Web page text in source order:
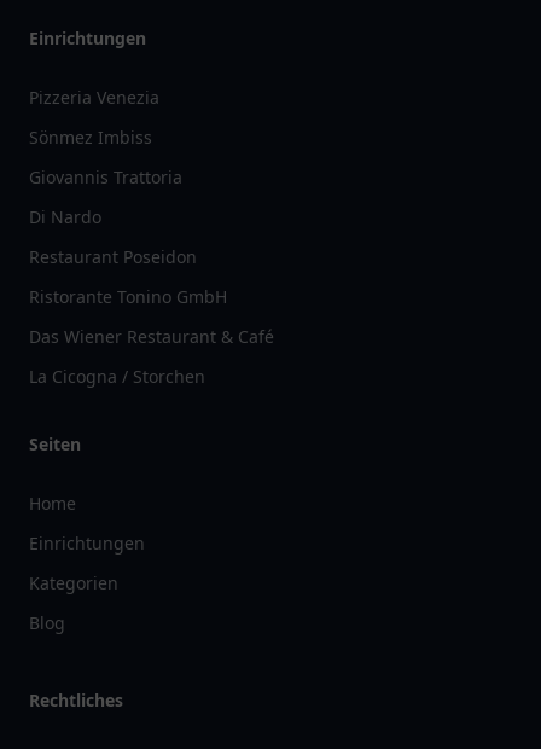
Einrichtungen
Pizzeria Venezia
Sönmez Imbiss
Giovannis Trattoria
Di Nardo
Restaurant Poseidon
Ristorante Tonino GmbH
Das Wiener Restaurant & Café
La Cicogna / Storchen
Seiten
Home
Einrichtungen
Kategorien
Blog
Rechtliches